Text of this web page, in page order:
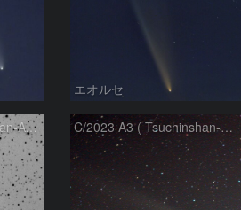
エオルセ
C/2023 A3 (Tsuchinshan-ATLAS) C/2023 A3 ( Tsuchinshan-ATLAS )